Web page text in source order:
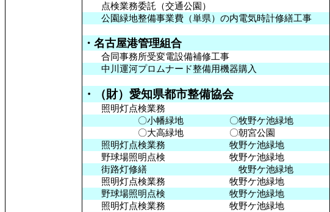
点検業務委託（交通公園）
公園緑地整備事業費（単県）の内電気時計修繕工事
・名古屋港管理組合
合同事務所受変電設備補修工事
中川運河プロムナード整備用機器購入
・（財） 愛知県都市整備協会
照明灯点検業務
〇小幡緑地 〇牧野ケ池緑地
〇大高緑地 〇朝宮公園
照明灯点検業務 牧野ケ池緑地
野球場照明点検 牧野ケ池緑地
街路灯修繕 牧野ケ池緑地
照明灯点検業務 牧野ケ池緑地
野球場照明点検 牧野ケ池緑地
照明灯点検業務 牧野ケ池緑地